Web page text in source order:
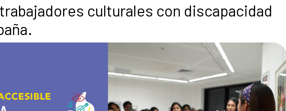
culturales con discapacidad